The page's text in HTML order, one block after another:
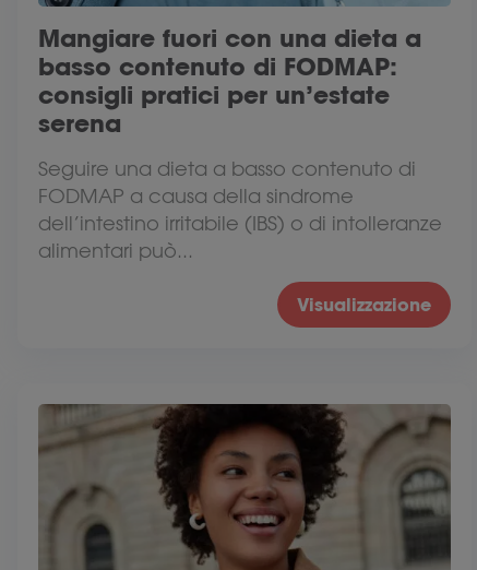
Mangiare fuori con una dieta a
basso contenuto di FODMAP:
consigli pratici per un’estate
serena
Seguire una dieta a basso contenuto di
FODMAP a causa della sindrome
dell’intestino irritabile (IBS) o di intolleranze
alimentari può...
Visualizzazione